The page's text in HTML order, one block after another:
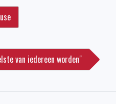
van iedereen worden"